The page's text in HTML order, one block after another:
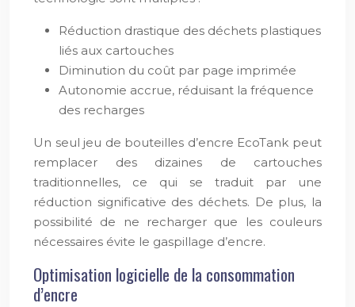
Réduction drastique des déchets plastiques
liés aux cartouches
Diminution du coût par page imprimée
Autonomie accrue, réduisant la fréquence
des recharges
Un seul jeu de bouteilles d’encre EcoTank peut
remplacer des dizaines de cartouches
traditionnelles, ce qui se traduit par une
réduction significative des déchets. De plus, la
possibilité de ne recharger que les couleurs
nécessaires évite le gaspillage d’encre.
Optimisation logicielle de la consommation
d’encre